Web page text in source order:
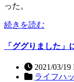
った。
続きを読む
「ググりました」
2021/03/19
ライフハ